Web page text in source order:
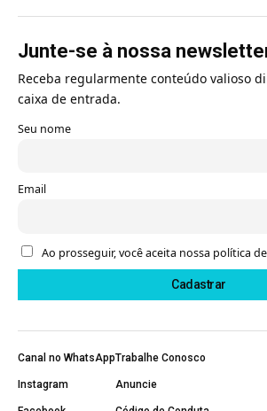
Junte-se à nossa
Receba regularmente conteúdo valioso
caixa de entrada.
Seu nome
Email
Ao prosseguir, você aceita nossa política
Canal no WhatsApp
Instagram
Trabalhe Conosco
Anuncie